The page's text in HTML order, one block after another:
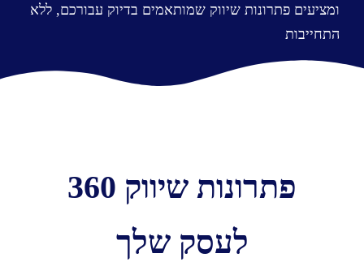
ומציעים פתרונות שיווק שמותאמים בדיוק עבורכם, ללא
התחייבות
פתרונות שיווק 360
לעסק שלך